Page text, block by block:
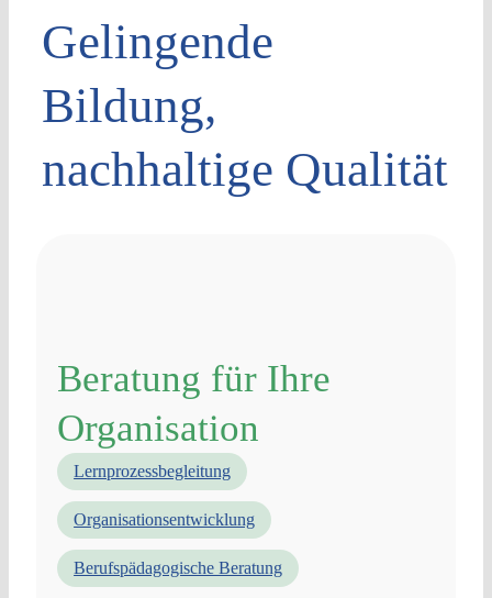
Gelingende
Bildung,
nachhaltige Qualität
Beratung für Ihre
Organisation
Lernprozessbegleitung
Organisationsentwicklung
Berufspädagogische Beratung